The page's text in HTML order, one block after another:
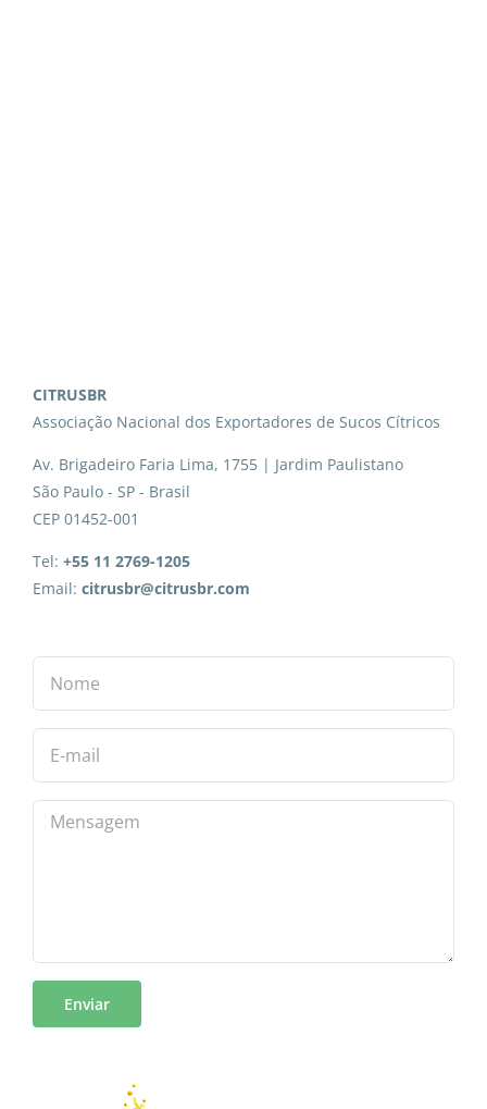
CITRUSBR
Associação Nacional dos Exportadores de Sucos Cítricos
Av. Brigadeiro Faria Lima, 1755 | Jardim Paulistano
São Paulo - SP - Brasil
CEP 01452-001
Tel: +55 11 2769-1205
Email: citrusbr@citrusbr.com